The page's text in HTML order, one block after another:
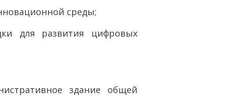
среды;
для развития цифровых
здание общей